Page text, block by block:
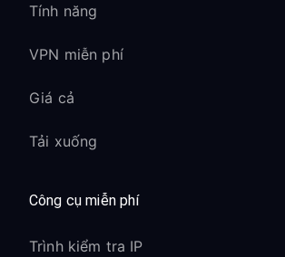
Tính năng
VPN miễn phí
Giá cả
Tải xuống
Công cụ miễn phí
Trình kiểm tra IP